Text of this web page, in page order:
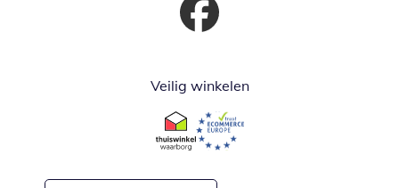
Opent in nieuw venster
Veilig winkelen
Opent in nieuw venster
Opent in nieuw venster